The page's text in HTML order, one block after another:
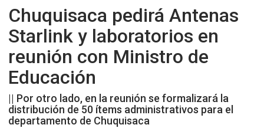
Chuquisaca pedirá Antenas
Starlink y laboratorios en
reunión con Ministro de
Educación
|| Por otro lado, en la reunión se formalizará la
distribución de 50 ítems administrativos para el
departamento de Chuquisaca